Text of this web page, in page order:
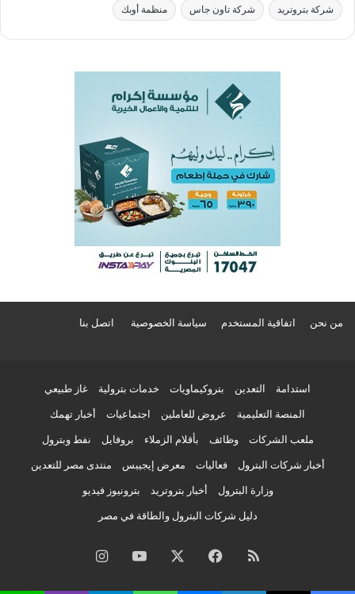
شركة بتروتريد شركة تاون جاس منظمة أوبك
من نحن اتفاقية المستخدم سياسة الخصوصية اتصل بنا
استدامة التعدين بتروكيماويات خدمات بترولية غاز طبيعي
المنصة التعليمية عروض للعاملين اجتماعيات أخبار تهمك
ملعب الشركات وظائف بأقلام الزملاء بروفايل نفط وبترول
أخبار شركات البترول فعاليات معرض إيجيبس منتدى مصر للتعدين
وزارة البترول أخبار بتروتريد بترونيوز فيديو
دليل شركات البترول والطاقة في مصر
ملخصفيسبوك ‫YouTubeانستقرام